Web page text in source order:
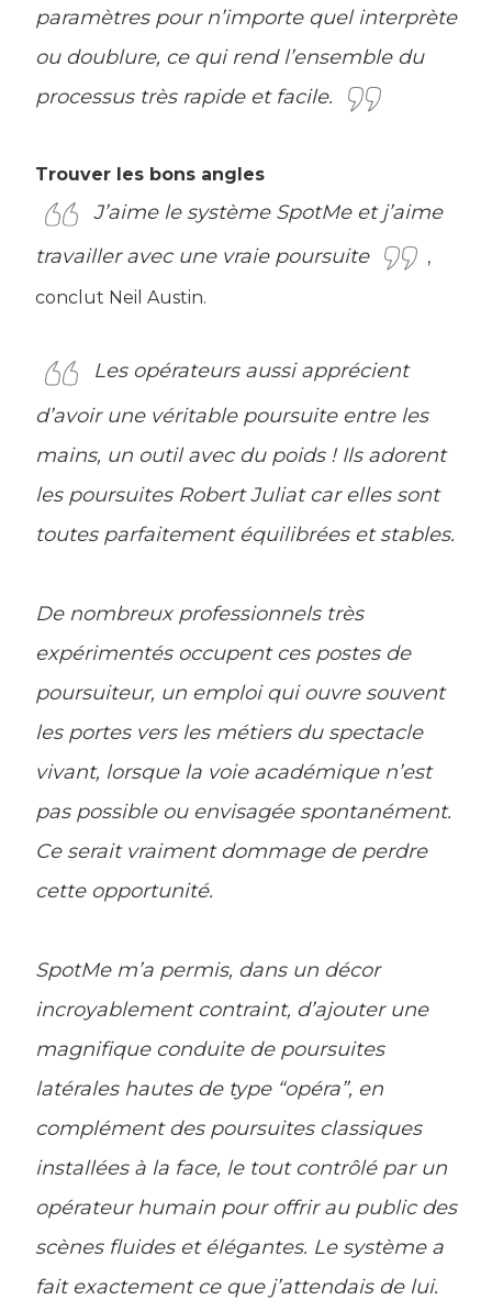
paramètres pour n’importe quel interprète
ou doublure, ce qui rend l’ensemble du
processus très rapide et facile.
Trouver les bons angles
J’aime le système SpotMe et j’aime
travailler avec une vraie poursuite
,
conclut Neil Austin.
Les opérateurs aussi apprécient
d’avoir une véritable poursuite entre les
mains, un outil avec du poids ! Ils adorent
les poursuites Robert Juliat car elles sont
toutes parfaitement équilibrées et stables.
De nombreux professionnels très
expérimentés occupent ces postes de
poursuiteur, un emploi qui ouvre souvent
les portes vers les métiers du spectacle
vivant, lorsque la voie académique n’est
pas possible ou envisagée spontanément.
Ce serait vraiment dommage de perdre
cette opportunité.
SpotMe m’a permis, dans un décor
incroyablement contraint, d’ajouter une
magnifique conduite de poursuites
latérales hautes de type “opéra”, en
complément des poursuites classiques
installées à la face, le tout contrôlé par un
opérateur humain pour offrir au public des
scènes fluides et élégantes. Le système a
fait exactement ce que j’attendais de lui.